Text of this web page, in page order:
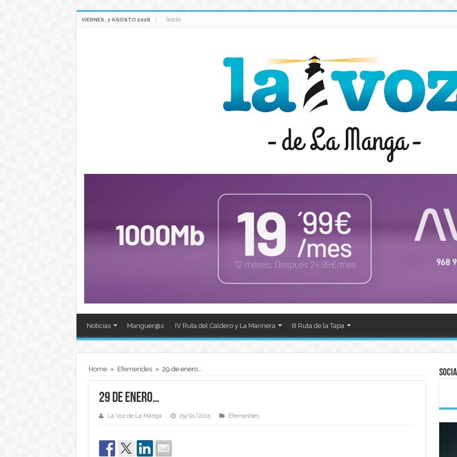
VIERNES , 7 AGOSTO 2026 Inicio
Noticias Manguer@s IV Ruta del Caldero y La Marinera III Ruta de la Tapa
Home » Efemerides » 29 de enero…
29 de enero…
La Voz de La Manga 29/01/2015 Efemerides